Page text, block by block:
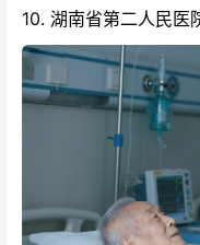
10. 湖南省第二人民医